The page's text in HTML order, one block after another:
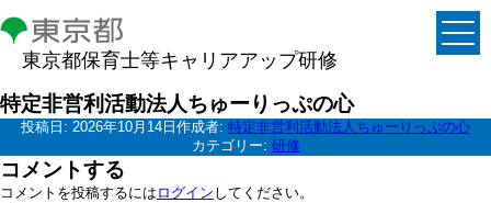
東京都保育士等キャリアアップ研修
特定非営利活動法人ちゅーりっぷの心
投稿日: 2026年10月14日 作成者: 特定非営利活動法人ちゅーりっぷの心
カテゴリー: 研修
コメントする
コメントを投稿するには ログイン してください。